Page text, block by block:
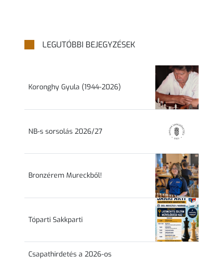
LEGUTÓBBI BEJEGYZÉSEK
Koronghy Gyula (1944-2026)
NB-s sorsolás 2026/27
Bronzérem Mureckből!
Tóparti Sakkparti
Csapathirdetés a 2026-os